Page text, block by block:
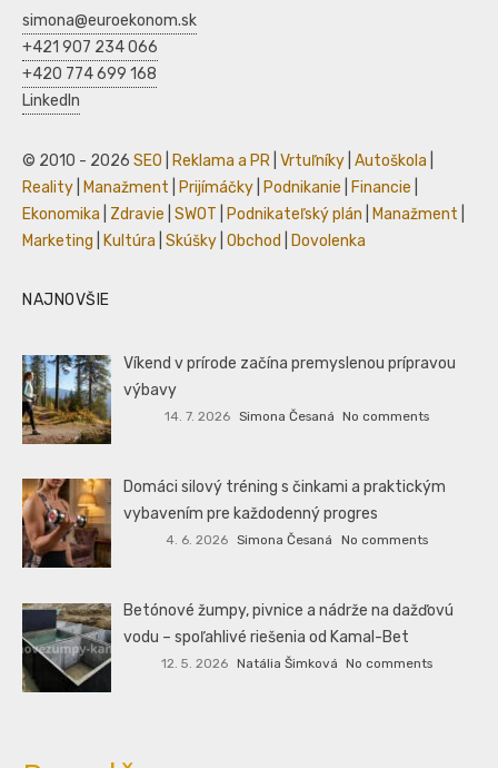
simona@euroekonom.sk
+421 907 234 066
+420 774 699 168
LinkedIn
© 2010 - 2026 SEO Reklama a PR Vrtuľníky Autoškola
Reality
Manažment Prijímáčky Podnikanie Financie
Ekonomika
Zdravie SWOT Podnikateľský plán Manažment
Marketing
Kultúra Skúšky Obchod Dovolenka
NAJNOVŠIE
Víkend v prírode začína premyslenou prípravou
výbavy
14. 7. 2026 Simona Česaná No comments
Domáci silový tréning s činkami a praktickým
vybavením pre každodenný progres
4. 6. 2026 Simona Česaná No comments
Betónové žumpy, pivnice a nádrže na dažďovú
vodu – spoľahlivé riešenia od Kamal-Bet
12. 5. 2026 Natália Šimková No comments